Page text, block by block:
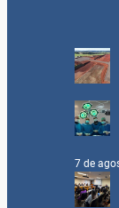
7 de